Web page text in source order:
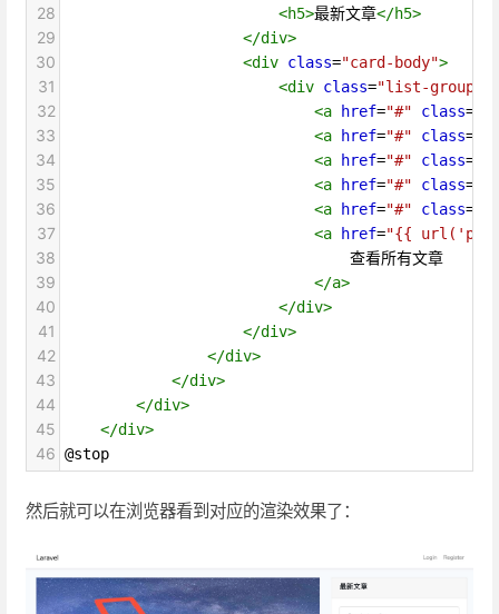
28 <h5>最新文章</h5>
29 </div>
30 <div class="card-body">
31 <div class="list-group"
32 <a href="#" class=
33 <a href="#" class=
34 <a href="#" class=
35 <a href="#" class=
36 <a href="#" class=
37 <a href="{{
38
                                查看所有文章
39 </a>
40 </div>
41 </div>
42 </div>
43 </div>
44 </div>
45 </div>
46 @stop
然后就可以在浏览器看到对应的渲染效果了：